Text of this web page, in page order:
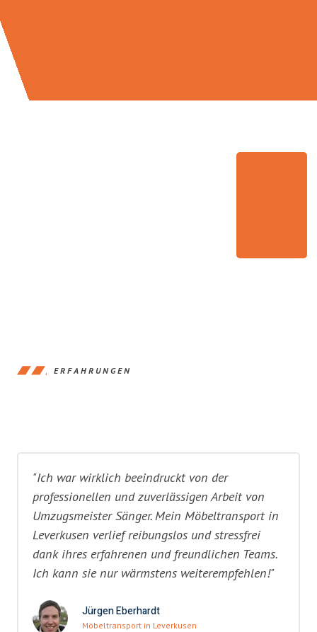
ERFAHRUNGEN
"Ich war wirklich beeindruckt von der
professionellen und zuverlässigen Arbeit von
Umzugsmeister Sänger. Mein Möbeltransport in
Leverkusen verlief reibungslos und stressfrei
dank ihres erfahrenen und freundlichen Teams.
Ich kann sie nur wärmstens weiterempfehlen!"
Jürgen Eberhardt
Möbeltransport in Leverkusen